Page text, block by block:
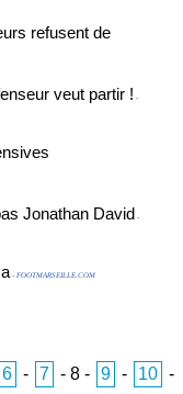
refusent de
veut partir ! -
Jonathan David -
- FOOTMARSEILLE.COM
6 - 7 - 8- 9 - 10
-